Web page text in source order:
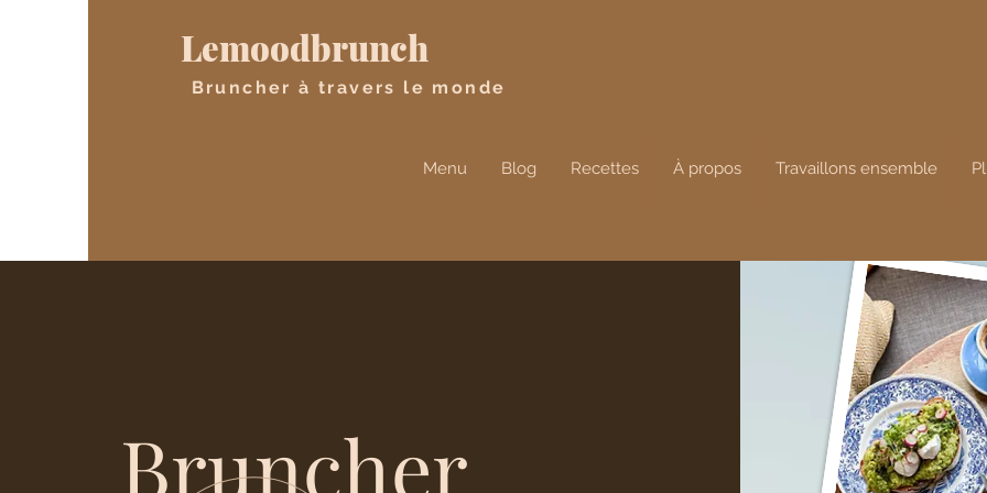
Lemoodbrunch
Bruncher à travers le monde
Menu Blog Recettes À propos Travaillons ensemble
Bruncher